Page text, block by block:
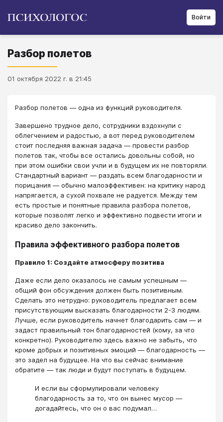
Войти
Разбор полетов
01 октября 2022 г. в 21:45
Разбор полетов — одна из функций руководителя.
Завершено трудное дело, сотрудники вздохнули с
облегчением и радостью, а вот перед руководителем
стоит последняя важная задача — провести разбор
полетов так, чтобы все остались довольны собой, но
при этом ошибки свои учли и в будущем их не повторяли.
Стандартный вариант — раздать всем благодарности и
порицания — обычно малоэффективен: на критику народ
напрягается, а сухой похвале не радуется. Между тем
есть простые и понятные правила разбора полетов,
которые позволят легко и эффективно подвести итоги и
красиво дело закончить.
Правила эффективного разбора полетов
Правило 1: Создайте атмосферу позитива
Даже если дело оказалось не самым успешным —
общий фон обсуждения должен быть позитивным.
Сделать это нетрудно: руководитель предлагает всем
присутствующим высказать благодарности 2-3 людям.
Лучше, если руководитель начнет благодарить сам — и
задаст правильный тон благодарностей (кому, за что
конкретно). Руководителю здесь важно не забыть, что
кроме добрых и позитивных эмоций — благодарность —
это задел на будущее. На что вы сейчас внимание
обратите — так люди и будут поступать в будущем.
И если вы сформулировали человеку
благодарность за то, что он вынес мусор —
догадайтесь, что он о вас подумал…